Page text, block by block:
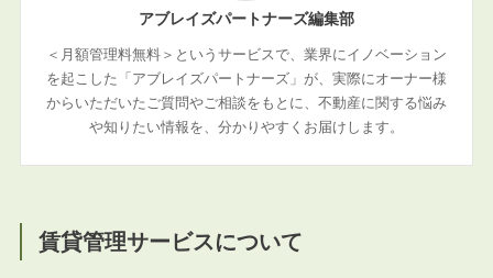
アブレイズパートナーズ編集部
＜月額管理料無料＞というサービスで、業界にイノベーション
を起こした「アブレイズパートナーズ」が、実際にオーナー様
からいただいたご質問やご相談をもとに、不動産に関する悩み
や知りたい情報を、分かりやすくお届けします。
賃貸管理サービスについて